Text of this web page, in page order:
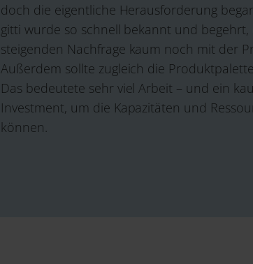
doch die eigentliche Herausforderung
gitti wurde so schnell bekannt und begehrt,
steigenden Nachfrage kaum noch mit der
Außerdem sollte zugleich die
Das bedeutete sehr viel Arbeit – und ein
Investment, um die Kapazitäten und
können.